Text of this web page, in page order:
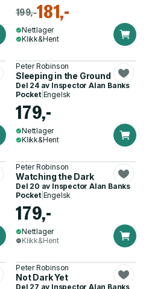
199,-181,-
Nettlager
Klikk&Hent
Peter Robinson
Sleeping in the Ground
Del 24 av Inspector Alan Banks
Pocket| Engelsk
179,-
Nettlager
Klikk&Hent
Peter Robinson
Watching the Dark
Del 20 av Inspector Alan Banks
Pocket| Engelsk
179,-
Nettlager
Klikk&Hent
Peter Robinson
Not Dark Yet
Del 27 av Inspector Alan Banks